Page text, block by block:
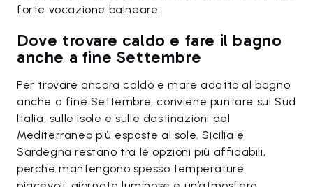
forte vocazione balneare.
Dove trovare caldo e fare il bagno
anche a fine Settembre
Per trovare ancora caldo e mare adatto al bagno
anche a fine Settembre, conviene puntare sul Sud
Italia, sulle isole e sulle destinazioni del
Mediterraneo più esposte al sole. Sicilia e
Sardegna restano tra le opzioni più affidabili,
perché mantengono spesso temperature